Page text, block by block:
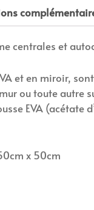
centrales et
et en miroir,
ou toute autre
EVA (acétate
x 50cm